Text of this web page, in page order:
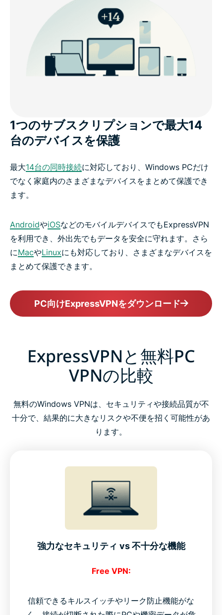
1つのサブスクリプションで最大14
台のデバイスを保護
最大14台の同時接続に対応しており、Windows PCだけ
でなく家庭内のさまざまなデバイスをまとめて保護でき
ます。
AndroidやiOSなどのモバイルデバイスでもExpressVPN
を利用でき、外出先でもデータを安全に守れます。さら
にMacやLinuxにも対応しており、さまざまなデバイスを
まとめて保護できます。
PC向けExpressVPNをダウンロード
ExpressVPNと無料PC
VPNの比較
無料のWindows VPNは、セキュリティや接続品質が不
十分で、結果的に大きなリスクや不便を招く可能性があ
ります。
強力なセキュリティ vs 不十分な機能
Free VPN:
信頼できるキルスイッチやリーク防止機能がな